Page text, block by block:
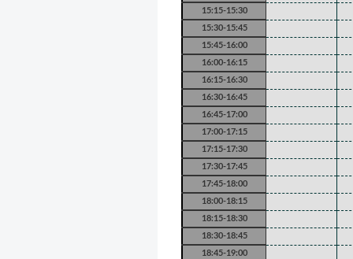
15:15-15:30
15:30-15:45
15:45-16:00
16:00-16:15
16:15-16:30
16:30-16:45
16:45-17:00
17:00-17:15
17:15-17:30
17:30-17:45
17:45-18:00
18:00-18:15
18:15-18:30
18:30-18:45
18:45-19:00